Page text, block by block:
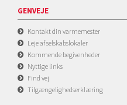
GENVEJE
Kontakt din varmemester
Leje af selskabslokaler
Kommende begivenheder
Nyttige links
Find vej
Tilgængelighedserklæring